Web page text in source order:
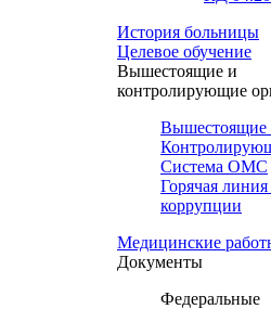
История больницы
Целевое обучение
Вышестоящие и
контролирующие
Вышестоящие
Система ОМС
Горячая
коррупции
Медицинские
Документы
Федеральные